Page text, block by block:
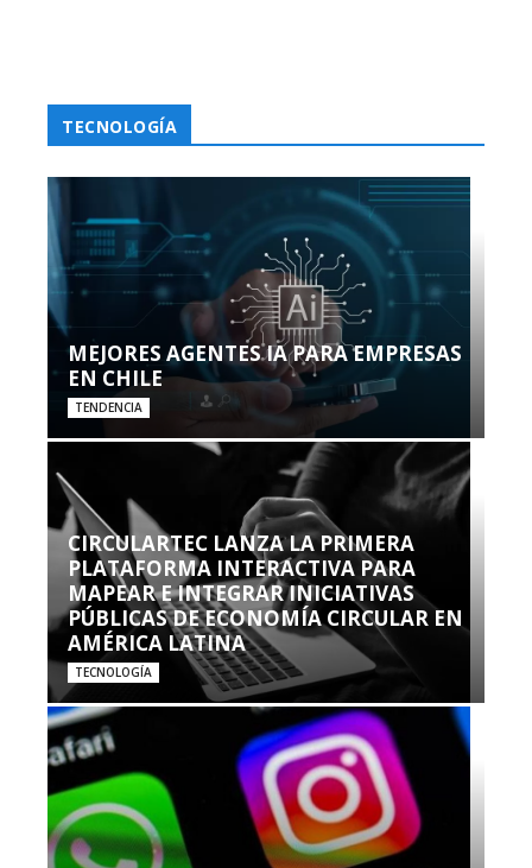
TECNOLOGÍA
MEJORES AGENTES IA PARA EMPRESAS
EN CHILE
TENDENCIA
CIRCULARTEC LANZA LA PRIMERA
PLATAFORMA INTERACTIVA PARA
MAPEAR E INTEGRAR INICIATIVAS
PÚBLICAS DE ECONOMÍA CIRCULAR EN
AMÉRICA LATINA
TECNOLOGÍA